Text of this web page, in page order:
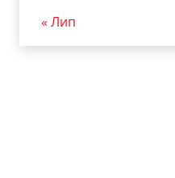
« Лип